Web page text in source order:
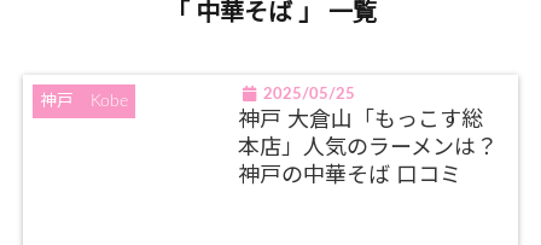
「 中華そば 」 一覧
神戸 Kobe 2025/05/25
神戸 大倉山「もっこす総
本店」人気のラーメンは？
神戸の中華そば 口コミ